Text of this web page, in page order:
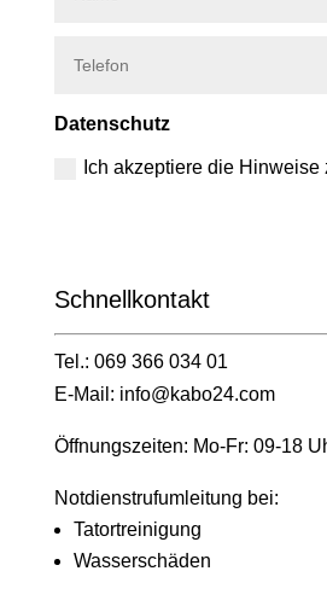
Datenschutz
Ich akzeptiere die Hinweise
Schnell­kontakt
Tel.: 069 366 034 01
E-Mail: info@kabo24.com
Öffnungszeiten: Mo-Fr: 09-18
Notdienstrufumleitung bei:
Tatortreinigung
Wasserschäden